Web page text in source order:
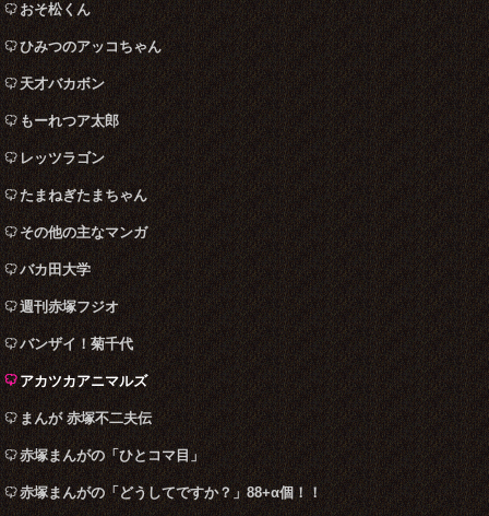
おそ松くん
ひみつのアッコちゃん
天才バカボン
もーれつア太郎
レッツラゴン
たまねぎたまちゃん
その他の主なマンガ
バカ田大学
週刊赤塚フジオ
バンザイ！菊千代
アカツカアニマルズ
まんが 赤塚不二夫伝
赤塚まんがの「ひとコマ目」
赤塚まんがの「どうしてですか？」88+α個！！